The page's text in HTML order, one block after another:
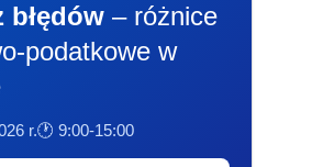
błędów – różnice
podatkowe w
r.🕐 9:00-15:00